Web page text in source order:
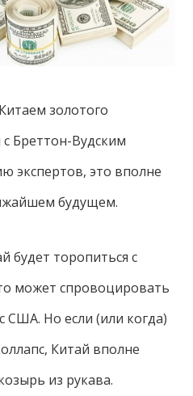
золотого
Бреттон-Вудским
экспертов, это вполне
будущем.
будет торопиться с
может спровоцировать
США. Но если (или когда)
Китай вполне
из рукава.